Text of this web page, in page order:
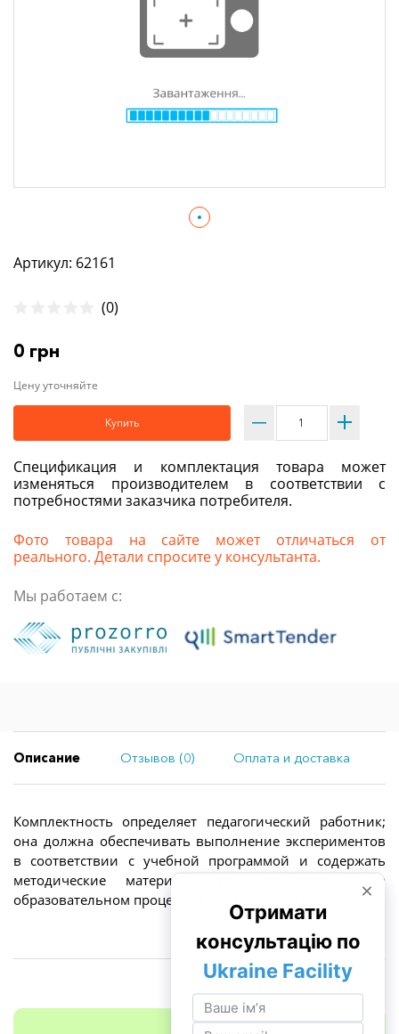
Артикул: 62161
(0)
0 грн
Цену уточняйте
Купить
Спецификация и комплектация товара может
изменяться производителем в соответствии с
потребностями заказчика потребителя.
Фото товара на сайте может отличаться от
реального. Детали спросите у консультанта.
Мы работаем с:
Описание Отзывов (0) Оплата и доставка
Комплектность определяет педагогический работник;
она должна обеспечивать выполнение экспериментов
в соответствии с учебной программой и содержать
методические материалы по использованию в
образовательном процессе. С ящиком для хранения